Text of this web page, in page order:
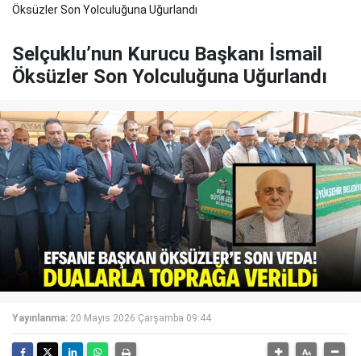
Öksüzler Son Yolculuğuna Uğurlandı
Selçuklu’nun Kurucu Başkanı İsmail
Öksüzler Son Yolculuğuna Uğurlandı
Yayınlanma: 20 Mayıs 2026 Çarşamba 09:44